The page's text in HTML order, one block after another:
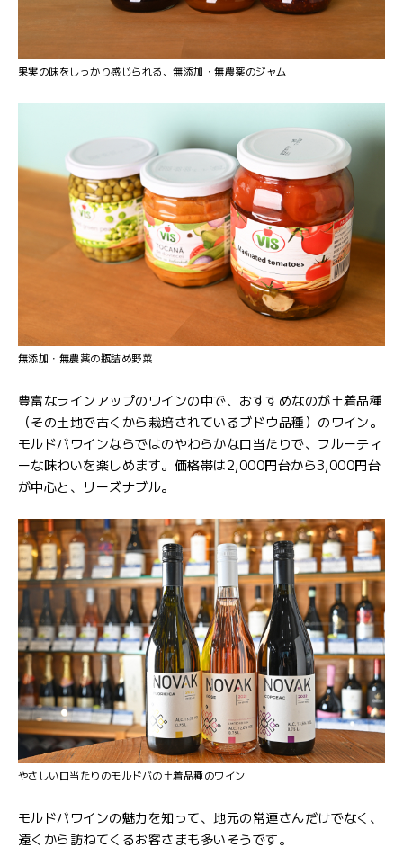
果実の味をしっかり感じられる、無添加・無農薬のジャム
無添加・無農薬の瓶詰め野菜
豊富なラインアップのワインの中で、おすすめなのが土着品種
（その土地で古くから栽培されているブドウ品種）のワイン。
モルドバワインならではのやわらかな口当たりで、フルーティ
ーな味わいを楽しめます。価格帯は2,000円台から3,000円台
が中心と、リーズナブル。
やさしい口当たりのモルドバの土着品種のワイン
モルドバワインの魅力を知って、地元の常連さんだけでなく、
遠くから訪ねてくるお客さまも多いそうです。